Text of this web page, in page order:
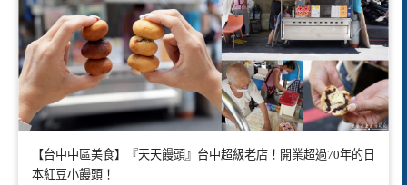
【台中中區美食】『天天饅頭』台中超級老店！開業超過70年的日
本紅豆小饅頭！